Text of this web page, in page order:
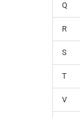
Q
R
S
T
V